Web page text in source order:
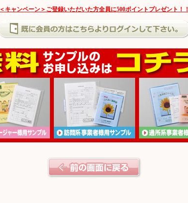
＜キャンペーン＞ご登録いただいた方全員に500ポイントプレゼント！！